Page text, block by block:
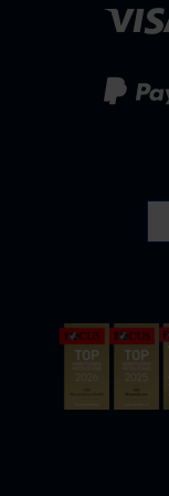
IT & Digitalisierung